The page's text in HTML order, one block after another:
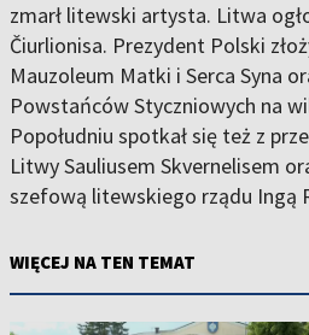
zmarł litewski artysta. Litwa
Čiurlionisa. Prezydent Polski
Mauzoleum Matki i Serca Syna
Powstańców Styczniowych na
Popołudniu spotkał się też z
Litwy Sauliusem Skvernelisem
szefową litewskiego rządu Ingą
WIĘCEJ NA TEN TEMAT